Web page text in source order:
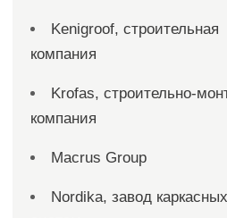
Kenigroof, строительная
компания
Krofas, строительно-
компания
Macrus Group
Nordika, завод каркасных